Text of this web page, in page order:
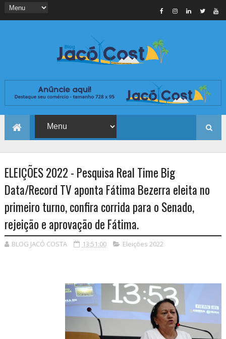
ELEIÇÕES 2022 - Pesquisa Real Time Big
Data/Record TV aponta Fátima Bezerra eleita no
primeiro turno, confira corrida para o Senado,
rejeição e aprovação de Fátima.
BLOG JACÓ COSTA 13:51:00 Eleições 2022